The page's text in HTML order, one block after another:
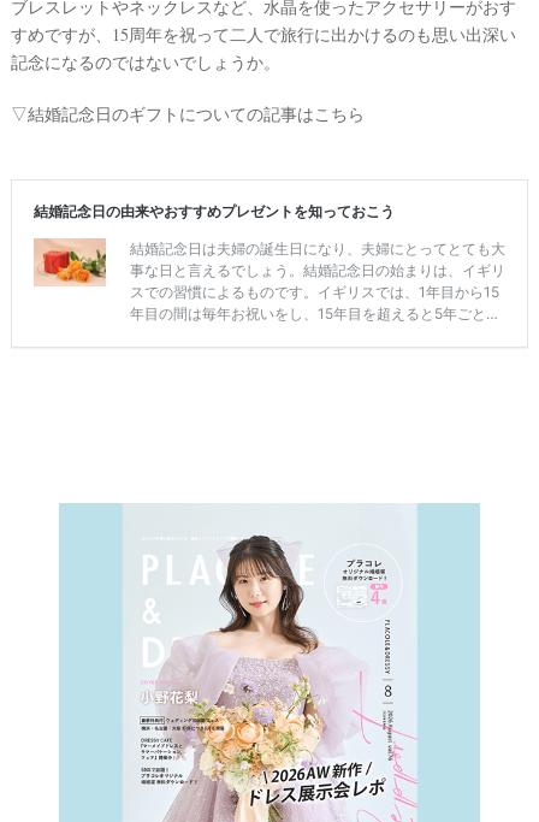
ブレスレットやネックレスなど、水晶を使ったアクセサリーがおす
すめですが、15周年を祝って二人で旅行に出かけるのも思い出深い
記念になるのではないでしょうか。
▽結婚記念日のギフトについての記事はこちら